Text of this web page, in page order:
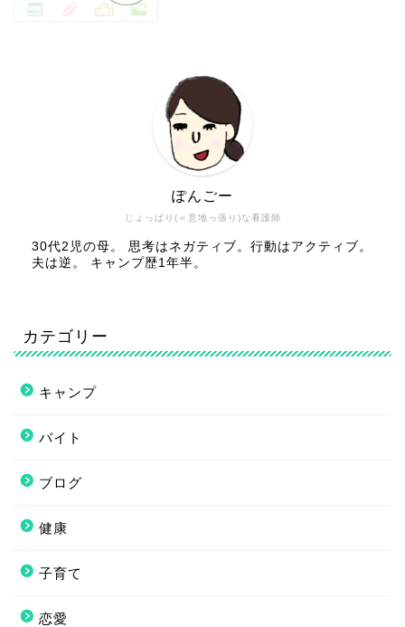
じょっぱり(＝意地っ張り)な看護師
ぽんごー
30代2児の母。 思考はネガティブ。行動はアクティブ。
夫は逆。 キャンプ歴1年半。
カテゴリー
キャンプ
バイト
ブログ
健康
子育て
恋愛